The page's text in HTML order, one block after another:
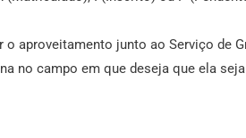
aproveitamento junto ao Serviço de
no campo em que deseja que ela